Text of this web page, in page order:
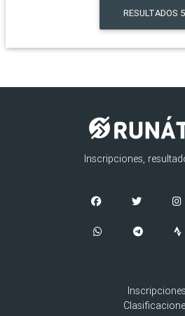
RESULTADOS
Inscripciones,
Inscripciones